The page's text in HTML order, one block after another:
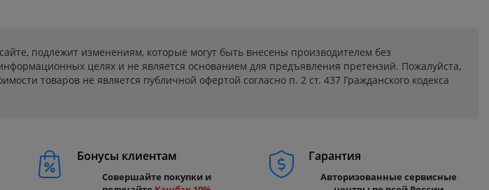
подлежит изменениям, которые могут быть внесены производителем без
целях и не является основанием для предъявления претензий. Пожалуйста,
товаров не является публичной офертой согласно п. 2 ст. 437 Гражданского кодекса
Бонусы клиентам
Совершайте покупки и
Гарантия
Авторизованные сервисные